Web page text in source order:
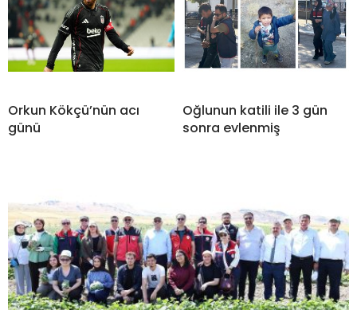
Orkun Kökçü’nün acı
günü
Oğlunun katili ile 3 gün
sonra evlenmiş